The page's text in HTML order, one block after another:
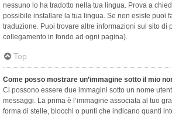
nessuno lo ha tradotto nella tua lingua. Prova a
possibile installare la tua lingua. Se non esiste puoi
traduzione. Puoi trovare altre informazioni sul sito di
collegamento in fondo ad ogni pagina).
Top
Come posso mostrare un’immagine sotto il mio
Ci possono essere due immagini sotto un nome
messaggi. La prima è l’immagine associata al tuo
forma di stelle, blocchi o punti che indicano quanti